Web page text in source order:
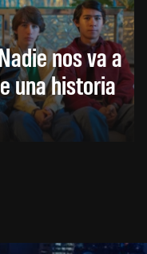
nos va a
una historia